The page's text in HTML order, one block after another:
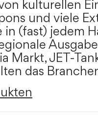
kulturellen
und viele
in (fast) jedem
Markt, JET-
das